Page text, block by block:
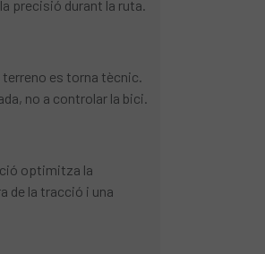
precisió durant la ruta.
terreno es torna tècnic.
no a controlar la bici.
optimitza la
de la tracció i una